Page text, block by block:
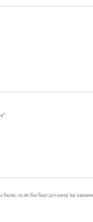
если бы был договор на